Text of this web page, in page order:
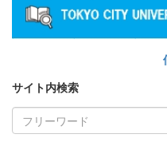
サイト内検索